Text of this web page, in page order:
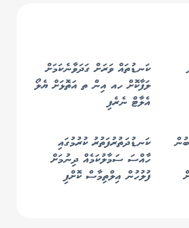
ކަނޑުތައް ވަރަށް ގަދަވާނެކަމަށް
ލަފާކޮށް ހއ އިން ތ އަތޮޅަށް ޔެލޯ
އެލާޓް ނެރެފި
ކަނޑުދަތުރުފަތުރު ކުރުމުގައި
ހާއްސަ ސަމާލުކަމެއް ދިނުމަށް
ފުލުހުން އިލްތިމާސް ކޮށްފި